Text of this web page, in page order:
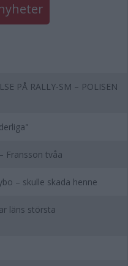
PÅ RALLY-SM – POLISEN
Fransson tvåa
– skulle skada henne
läns största